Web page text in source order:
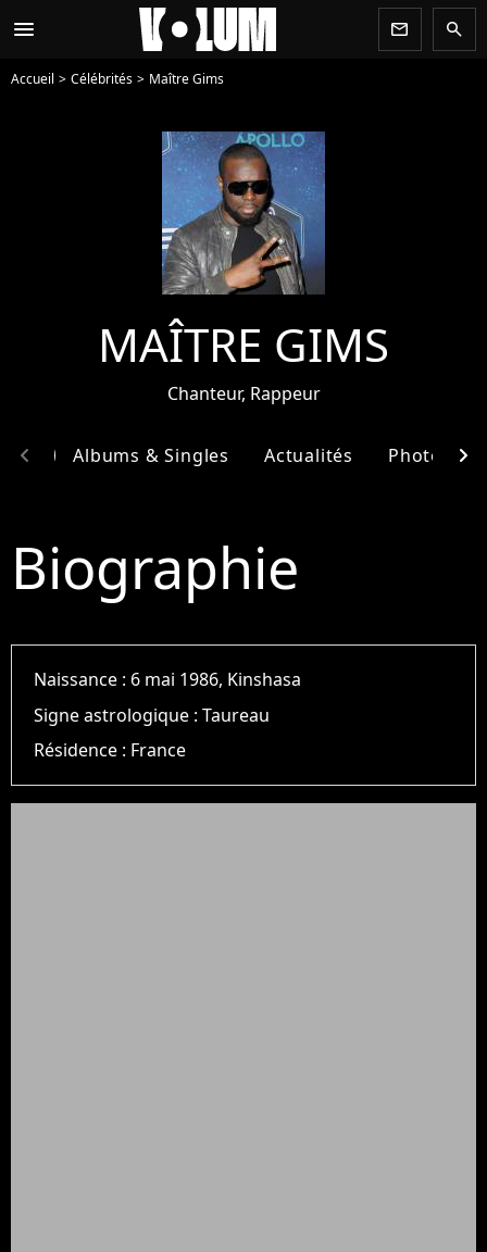
menu newsletter search
Accueil Célébrités Maître Gims
MAÎTRE GIMS
Chanteur, Rappeur
Albums & Singles Actualités Photos
chevron_left chevron_right
Biographie
Naissance : 6 mai 1986, Kinshasa
Signe astrologique :Taureau
Résidence : France